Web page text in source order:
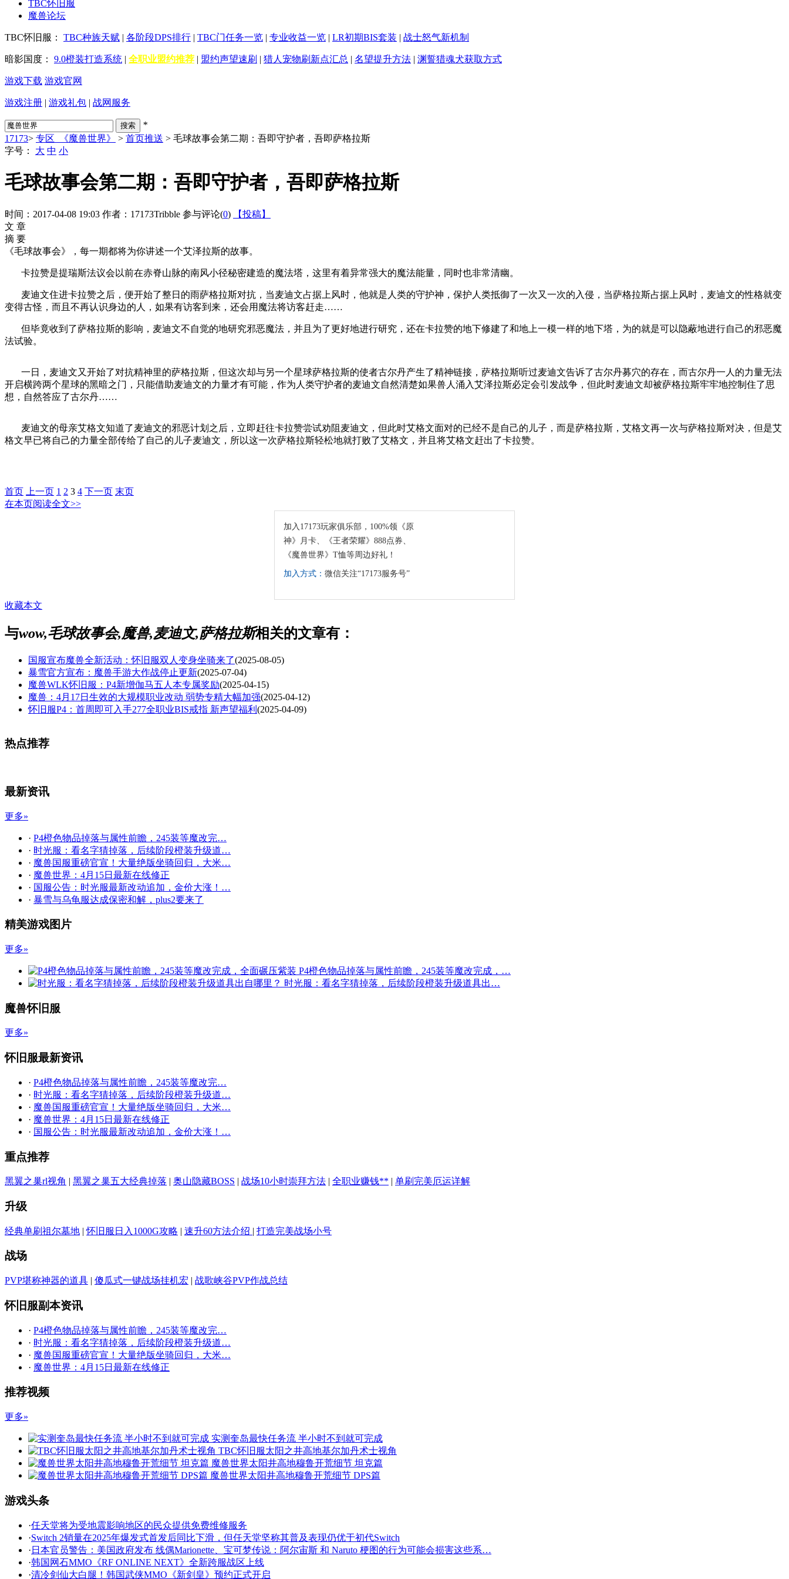
TBC怀旧服
魔兽论坛
TBC怀旧服： TBC种族天赋 | 各阶段DPS排行 | TBC门任务一览 | 专业收益一览 | LR初期BIS套装 | 战士怒气新机制
暗影国度： 9.0橙装打造系统 | 全职业盟约推荐 | 盟约声望速刷 | 猎人宠物刷新点汇总 | 名望提升方法 | 渊誓猎魂犬获取方式
游戏下载 游戏官网
游戏注册 | 游戏礼包 | 战网服务
*
17173> 专区_《魔兽世界》 > 首页推送 > 毛球故事会第二期：吾即守护者，吾即萨格拉斯
字号： 大 中 小
毛球故事会第二期：吾即守护者，吾即萨格拉斯
时间：2017-04-08 19:03 作者：17173Tribble 参与评论(0)
【投稿】
文 章
摘 要
《毛球故事会》，每一期都将为你讲述一个艾泽拉斯的故事。
卡拉赞是提瑞斯法议会以前在赤脊山脉的南风小径秘密建造的魔法塔，这里有着异常强大的魔法能量，同时也非常清幽。
麦迪文住进卡拉赞之后，便开始了整日的雨萨格拉斯对抗，当麦迪文占据上风时，他就是人类的守护神，保护人类抵御了一次又一次的入侵，当萨格拉斯占据上风时，麦迪文的性格就变
变得古怪，而且不再认识身边的人，如果有访客到来，还会用魔法将访客赶走……
但毕竟收到了萨格拉斯的影响，麦迪文不自觉的地研究邪恶魔法，并且为了更好地进行研究，还在卡拉赞的地下修建了和地上一模一样的地下塔，为的就是可以隐蔽地进行自己的邪恶魔
法试验。
一日，麦迪文又开始了对抗精神里的萨格拉斯，但这次却与另一个星球萨格拉斯的使者古尔丹产生了精神链接，萨格拉斯听过麦迪文告诉了古尔丹募穴的存在，而古尔丹一人的力量无法
开启横跨两个星球的黑暗之门，只能借助麦迪文的力量才有可能，作为人类守护者的麦迪文自然清楚如果兽人涌入艾泽拉斯必定会引发战争，但此时麦迪文却被萨格拉斯牢牢地控制住了思
想，自然答应了古尔丹……
麦迪文的母亲艾格文知道了麦迪文的邪恶计划之后，立即赶往卡拉赞尝试劝阻麦迪文，但此时艾格文面对的已经不是自己的儿子，而是萨格拉斯，艾格文再一次与萨格拉斯对决，但是艾
格文早已将自己的力量全部传给了自己的儿子麦迪文，所以这一次萨格拉斯轻松地就打败了艾格文，并且将艾格文赶出了卡拉赞。
首页 上一页 1 2 3 4 下一页 末页
在本页阅读全文>>
加入17173玩家俱乐部，100%领《原
神》月卡、《王者荣耀》888点券、
《魔兽世界》T恤等周边好礼！
加入方式： 微信关注“17173服务号”
收藏本文
与wow,毛球故事会,魔兽,麦迪文,萨格拉斯相关的文章有：
国服宣布魔兽全新活动：怀旧服双人变身坐骑来了(2025-08-05)
暴雪官方宣布：魔兽手游大作战停止更新(2025-07-04)
魔兽WLK怀旧服：P4新增伽马五人本专属奖励(2025-04-15)
魔兽：4月17日生效的大规模职业改动 弱势专精大幅加强(2025-04-12)
怀旧服P4：首周即可入手277全职业BIS戒指 新声望福利 (2025-04-09)
热点推荐
最新资讯
更多»
· P4橙色物品掉落与属性前瞻，245装等魔改完…
· 时光服：看名字猜掉落，后续阶段橙装升级道…
· 魔兽国服重磅官宣！大量绝版坐骑回归，大米…
· 魔兽世界：4月15日最新在线修正
· 国服公告：时光服最新改动追加，金价大涨！…
· 暴雪与乌龟服达成保密和解，plus2要来了
精美游戏图片
更多»
P4橙色物品掉落与属性前瞻，245装等魔改完成，…
时光服：看名字猜掉落，后续阶段橙装升级道具出…
魔兽怀旧服
更多»
怀旧服最新资讯
· P4橙色物品掉落与属性前瞻，245装等魔改完…
· 时光服：看名字猜掉落，后续阶段橙装升级道…
· 魔兽国服重磅官宣！大量绝版坐骑回归，大米…
· 魔兽世界：4月15日最新在线修正
· 国服公告：时光服最新改动追加，金价大涨！…
重点推荐
黑翼之巢rl视角 | 黑翼之巢五大经典掉落 | 奥山隐藏BOSS | 战场10小时崇拜方法 | 全职业赚钱** | 单刷完美厄运详解
升级
经典单刷祖尔墓地 | 怀旧服日入1000G攻略 | 速升60方法介绍 | 打造完美战场小号
战场
PVP堪称神器的道具 | 傻瓜式一键战场挂机宏 | 战歌峡谷PVP作战总结
怀旧服副本资讯
· P4橙色物品掉落与属性前瞻，245装等魔改完…
· 时光服：看名字猜掉落，后续阶段橙装升级道…
· 魔兽国服重磅官宣！大量绝版坐骑回归，大米…
· 魔兽世界：4月15日最新在线修正
推荐视频
更多»
实测奎岛最快任务流 半小时不到就可完成
TBC怀旧服太阳之井高地基尔加丹术士视角
魔兽世界太阳井高地穆鲁开荒细节 坦克篇
魔兽世界太阳井高地穆鲁开荒细节 DPS篇
游戏头条
·任天堂将为受地震影响地区的民众提供免费维修服务
·Switch 2销量在2025年爆发式首发后同比下滑，但任天堂坚称其普及表现仍优于初代Switch
· 日本官员警告：美国政府发布 线偶Marionette、宝可梦传说：阿尔宙斯 和 Naruto 梗图的行为可能会损害这些系…
·韩国网石MMO《RF ONLINE NEXT》全新跨服战区上线
·清冷剑仙大白腿！韩国武侠MMO《新剑皇》预约正式开启